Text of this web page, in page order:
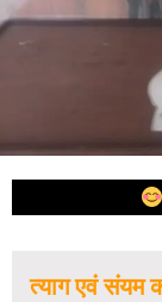
त्याग एवं संयम